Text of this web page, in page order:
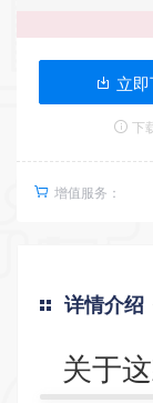
立
下
增值服务：
详情介绍
关于